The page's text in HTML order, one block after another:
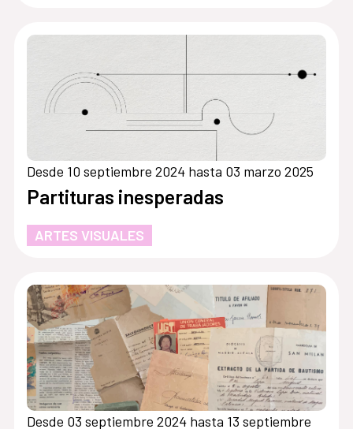
Desde 10 septiembre 2024 hasta 03 marzo 2025
Partituras inesperadas
ARTES VISUALES
Desde 03 septiembre 2024 hasta 13 septiembre